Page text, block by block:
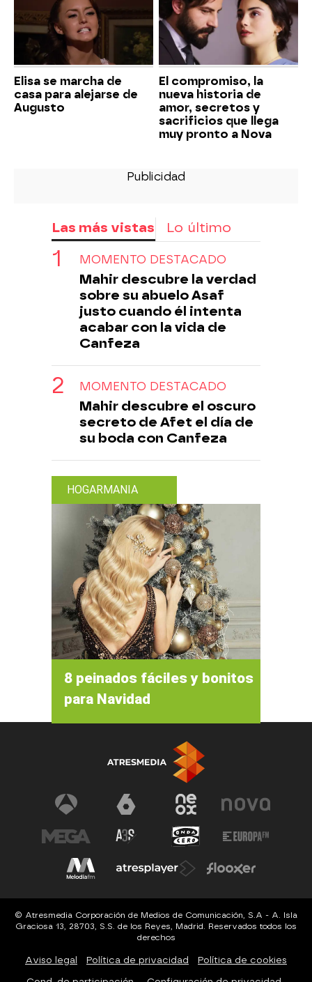
Elisa se marcha de
casa para alejarse de
Augusto
El compromiso, la
nueva historia de
amor, secretos y
sacrificios que llega
muy pronto a Nova
Las más vistas Lo último
MOMENTO DESTACADO
Mahir descubre la verdad
sobre su abuelo Asaf
justo cuando él intenta
acabar con la vida de
Canfeza
MOMENTO DESTACADO
Mahir descubre el oscuro
secreto de Afet el día de
su boda con Canfeza
HOGARMANIA
8 peinados fáciles y bonitos
para Navidad
© Atresmedia Corporación de Medios de Comunicación, S.A - A. Isla
Graciosa 13, 28703, S.S. de los Reyes, Madrid. Reservados todos los
derechos
Aviso legal Política de privacidad Política de cookies